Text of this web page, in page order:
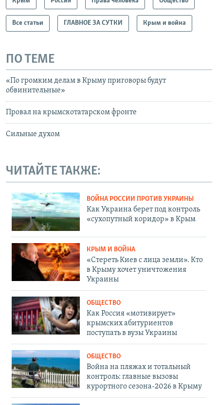
Все статьи ГЛАВНОЕ ЗА СУТКИ Крым и война
ПО ТЕМЕ
«По громким делам в Крыму приговоры будут
обвинительные»
Провал на крымскотатарском фронте
Сильные духом
ЧИТАЙТЕ ТАКЖЕ:
ВОЙНА РОССИИ ПРОТИВ УКРАИНЫ
Как Украина берет под контроль
«сухопутный коридор» в Крым
КРЫМ И ВОЙНА
«Стереть Киев с лица земли». Кто
в Крыму хочет уничтожения
Украины
ОБЩЕСТВО
Как Россия «мотивирует»
крымских абитуриентов
поступать в вузы Украины
ОБЩЕСТВО
Война на пляжах и тотальный
контроль: главные вызовы
курортного сезона-2026 в Крыму